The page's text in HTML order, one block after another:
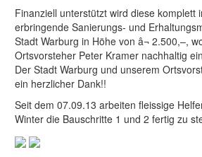
Finanziell unterstützt wird diese komplett
erbringende Sanierungs- und
Stadt Warburg in Höhe von â¬ 2.500,–,
Ortsvorsteher Peter Kramer nachhaltig
Der Stadt Warburg und unserem
ein herzlicher Dank!!
Seit dem 07.09.13 arbeiten fleissige
Winter die Bauschritte 1 und 2 fertig zu